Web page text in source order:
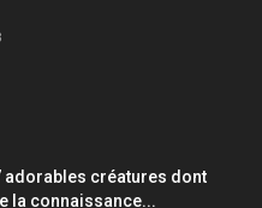
adorables créatures dont
la connaissance...